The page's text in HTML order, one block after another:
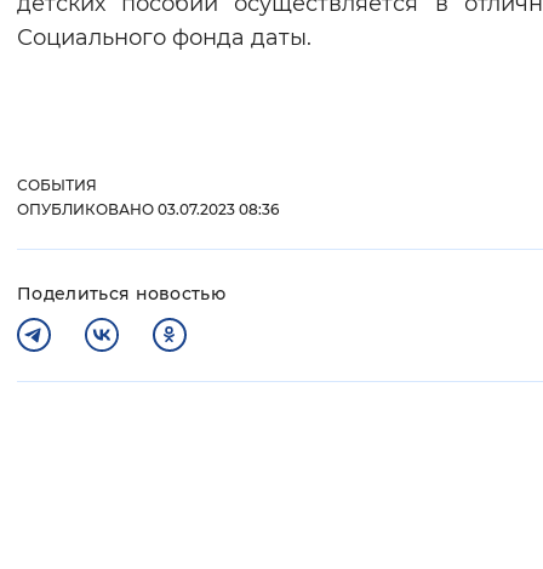
Социального фонда даты.
СОБЫТИЯ
ОПУБЛИКОВАНО 03.07.2023 08:36
Поделиться новостью